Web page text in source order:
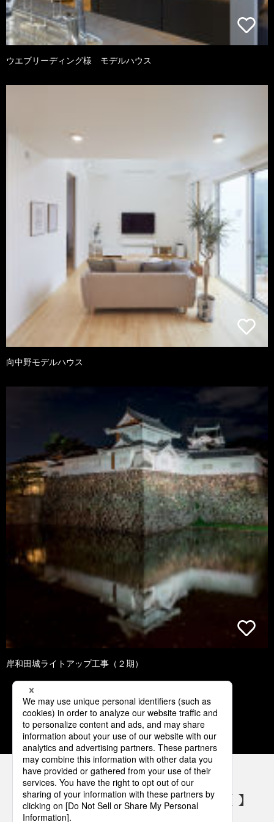
ウエブリーディング様 モデルハウス
向中野モデルハウス
岸和田城ライトアップ工事（２期）
1 2 3 4 5
パナソニックの電気設備 SNSアカウント